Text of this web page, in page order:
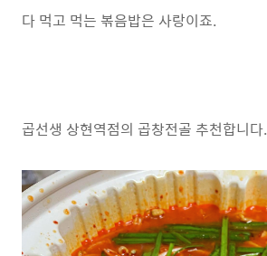
다 먹고 먹는 볶음밥은 사랑이죠.
곱선생 상현역점의 곱창전골 추천합니다.